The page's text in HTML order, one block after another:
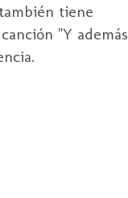
tiene
"Y además